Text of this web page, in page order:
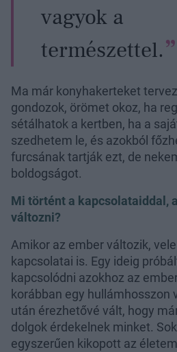
vagyok a
természettel.
Ma már konyhakerteket
gondozok, örömet okoz, ha
sétálhatok a kertben, ha a
szedhetem le, és azokból
furcsának tartják ezt, de
boldogságot.
Mi történt a kapcsolataiddal,
változni?
Amikor az ember változik,
kapcsolatai is. Egy ideig
kapcsolódni azokhoz az
korábban egy hullámhosszon
után érezhetővé vált, hogy
dolgok érdekelnek minket.
egyszerűen kikopott az